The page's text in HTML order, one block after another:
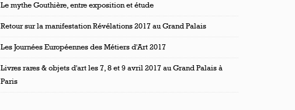
Le mythe Gouthière, entre exposition et étude
Retour sur la manifestation Révélations 2017 au Grand Palais
Les Journées Européennes des Métiers d'Art 2017
Livres rares & objets d'art les 7, 8 et 9 avril 2017 au Grand Palais à
Paris